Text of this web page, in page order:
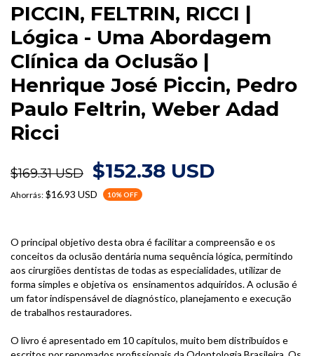
PICCIN, FELTRIN, RICCI |
Lógica - Uma Abordagem
Clínica da Oclusão |
Henrique José Piccin, Pedro
Paulo Feltrin, Weber Adad
Ricci
$169.31 USD $152.38 USD
Ahorrás: $16.93 USD 10% OFF
O principal objetivo desta obra é facilitar a compreensão e os
conceitos da oclusão dentária numa sequência lógica, permitindo
aos cirurgiões dentistas de todas as especialidades, utilizar de
forma simples e objetiva os ensinamentos adquiridos. A oclusão é
um fator indispensável de diagnóstico, planejamento e execução
de trabalhos restauradores.
O livro é apresentado em 10 capítulos, muito bem distribuídos e